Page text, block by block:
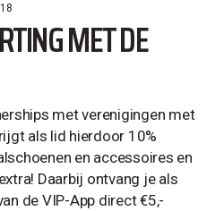
MET DE
met verenigingen met
als lid hierdoor 10%
en accessoires en
Daarbij ontvang je als
de VIP-App direct €5,-